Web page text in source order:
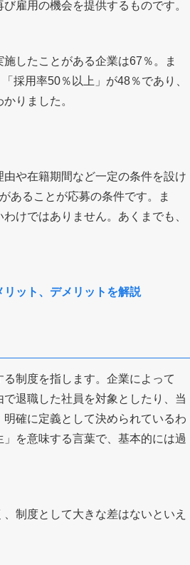
雇用の機会を提供するものです。
したことがある企業は67％。ま
採用率50％以上」が48％であり、
りました。
や在籍期間など一定の条件を設け
あることが応募の条件です。ま
けではありません。あくまでも、
ット、デメリットを解説
制度を指します。企業によって
退職した社員を対象としたり、当
確に定義として決められているわ
を意味する言葉で、基本的には過
制度として大きな差はないといえ